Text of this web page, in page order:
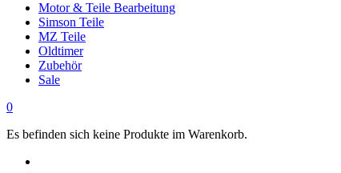
Motor & Teile Bearbeitung
Simson Teile
MZ Teile
Oldtimer
Zubehör
Sale
0
Es befinden sich keine Produkte im Warenkorb.